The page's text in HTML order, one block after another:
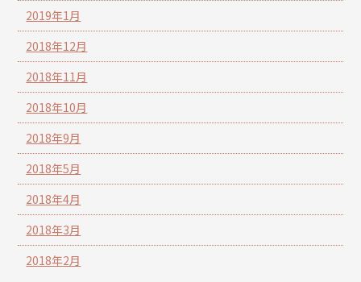
2019年1月
2018年12月
2018年11月
2018年10月
2018年9月
2018年5月
2018年4月
2018年3月
2018年2月